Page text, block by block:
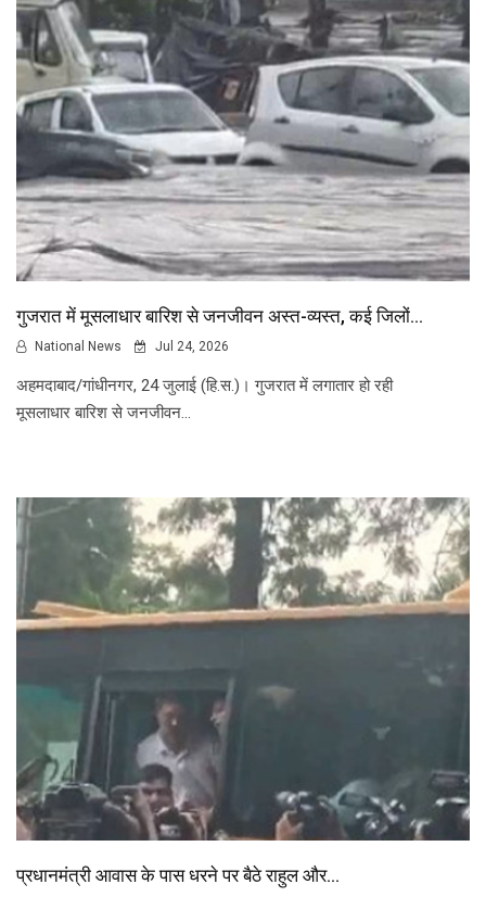
गुजरात में मूसलाधार बारिश से जनजीवन अस्त-व्यस्त, कई जिलों...
National News Jul 24, 2026
अहमदाबाद/गांधीनगर, 24 जुलाई (हि.स.)। गुजरात में लगातार हो रही
मूसलाधार बारिश से जनजीवन...
प्रधानमंत्री आवास के पास धरने पर बैठे राहुल और...